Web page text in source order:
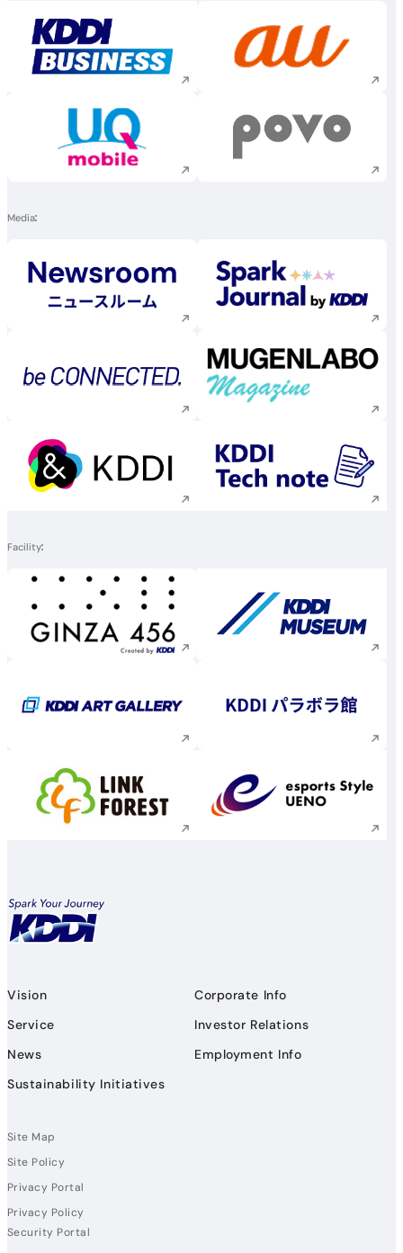
Execute site search Execute site
Execute site search Execute site
Media
Execute site search Execute site
Execute site search Execute site
Execute site search Execute site
Facility
Execute site search Execute site
Execute site search Execute site
Execute site search Execute site
Vision
Service
News
Sustainability Initiatives
Corporate Info
Investor Relations
Employment Info
Site Map
Site Policy
Privacy Portal
Privacy Policy
Security Portal